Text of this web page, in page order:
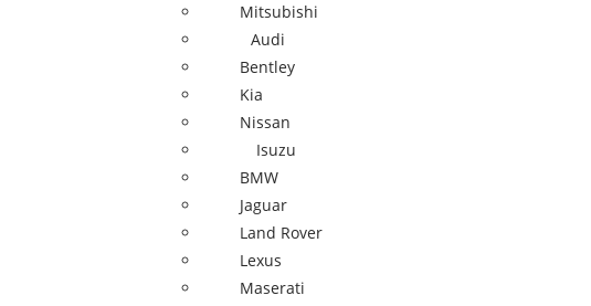
Mitsubishi
Audi
Bentley
Kia
Nissan
Isuzu
BMW
Jaguar
Land Rover
Lexus
Maserati